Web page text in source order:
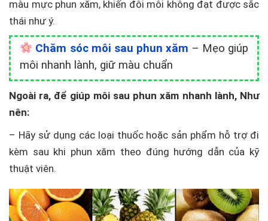
màu mực phun xăm, khiến đôi môi không đạt được sắc
thái như ý.
Chăm sóc môi sau phun xăm – Mẹo giúp
môi nhanh lành, giữ màu chuẩn
Ngoài ra, để giúp môi sau phun xăm nhanh lành, Như
nên:
– Hãy sử dụng các loại thuốc hoặc sản phẩm hỗ trợ đi
kèm sau khi phun xăm theo đúng hướng dẫn của kỹ
thuật viên.